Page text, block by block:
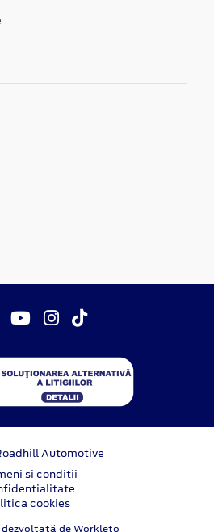
Automotive
si conditii
cookies
de Workleto